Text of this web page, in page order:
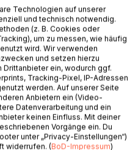
wurde meine
begann sich in ein Davor
Lebensereignis
betroffen, gefasst. Es
Raffinesse ein Wert-
Technologien auf unserer
und technisch notwendig.
(z. B. Cookies oder
um zu messen, wie häufig
wird. Wir verwenden
und setzen hierzu
ein, wodurch ggf.
Tracking-Pixel, IP-Adressen
werden. Auf unserer Seite
Anbietern ein (Video-
Datenverarbeitung und ein
keinen Einfluss. Mit deiner
Vorgänge ein. Du
unter „Privacy-Einstellungen“)
widerrufen. (BoD-Impressum)